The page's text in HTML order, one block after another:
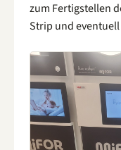
zum Fertigstellen
Strip und